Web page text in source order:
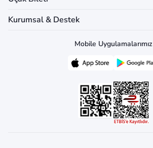
Kurumsal & Destek
Mobile Uygulamalarımız